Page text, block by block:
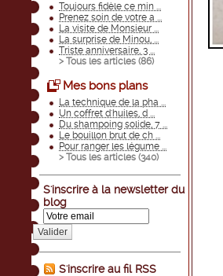
Toujours fidèle ce min ...
Prenez soin de votre a ...
La visite de Monsieur ...
La surprise de Minou, ...
Triste anniversaire, 3 ...
> Tous les articles (86)
Mes bons plans
La technique de la pha ...
Un coffret d'huiles, d ...
Du shampoing solide, 7 ...
Le bouillon brut de ch ...
Pour ranger les légume ...
> Tous les articles (340)
S'inscrire à la newsletter du
blog
Valider
S'inscrire au fil RSS